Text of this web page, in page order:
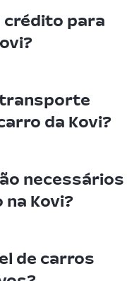
crédito para
da Kovi?
necessários
Kovi?
de carros